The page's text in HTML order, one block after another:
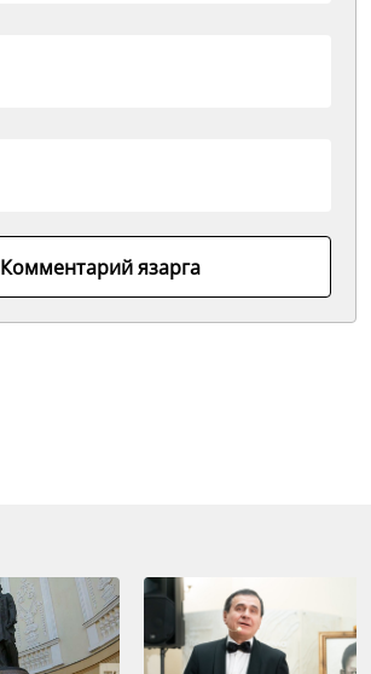
Комментарий язарга